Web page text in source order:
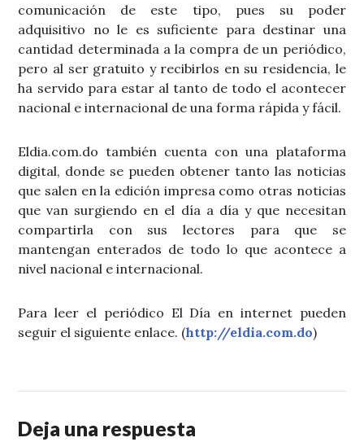
comunicación de este tipo, pues su poder
adquisitivo no le es suficiente para destinar una
cantidad determinada a la compra de un periódico,
pero al ser gratuito y recibirlos en su residencia, le
ha servido para estar al tanto de todo el acontecer
nacional e internacional de una forma rápida y fácil.
Eldia.com.do también cuenta con una plataforma
digital, donde se pueden obtener tanto las noticias
que salen en la edición impresa como otras noticias
que van surgiendo en el día a día y que necesitan
compartirla con sus lectores para que se
mantengan enterados de todo lo que acontece a
nivel nacional e internacional.
Para leer el periódico El Día en internet pueden
seguir el siguiente enlace. (http://eldia.com.do)
Deja una respuesta